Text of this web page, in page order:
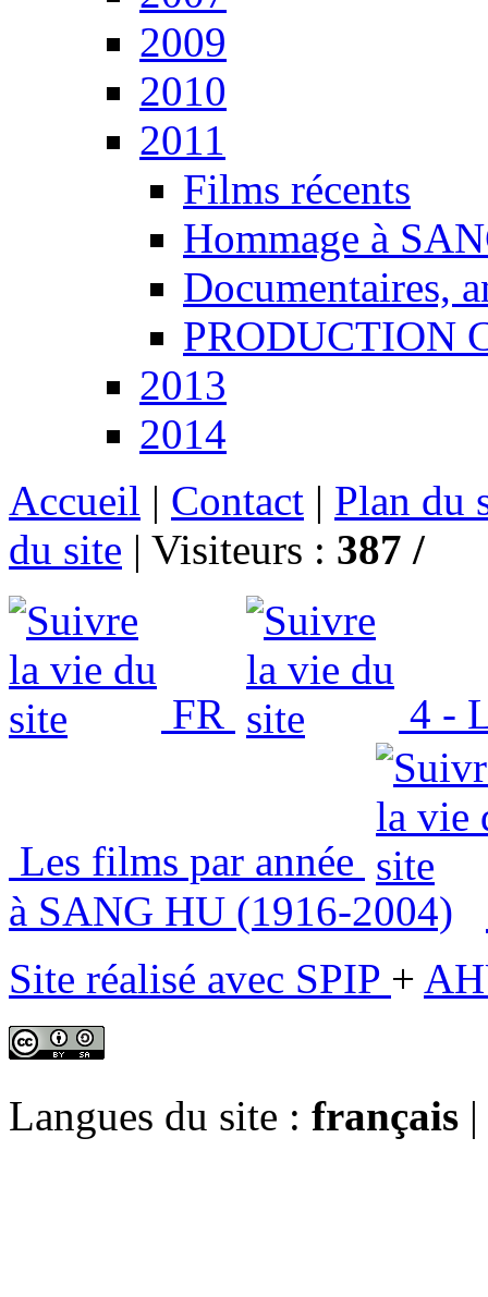
2009
2010
2011
Films récents
Hommage à
Documentaires,
PRODUCTION
2013
2014
Accueil | Contact | Plan du
du site | Visiteurs : 387 /
FR 4 -
Les films par année
à SANG HU (1916-2004)
Site réalisé avec SPIP +
Langues du site : français |